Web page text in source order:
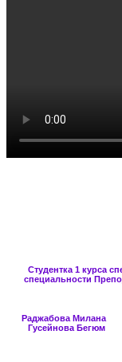
Студентка 1 курса
специальности
Раджабова
Гусейнова